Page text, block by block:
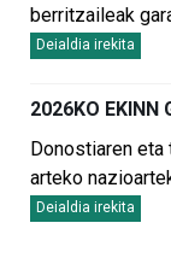
Deialdia irekita
berritzaileak
...
2026KO
Deialdia irekita
Donostiaren
arteko
...